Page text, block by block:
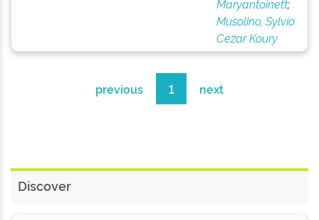
Maryantoinett;
Musolino, Sylvio
Cezar Koury
previous 1 next
Discover